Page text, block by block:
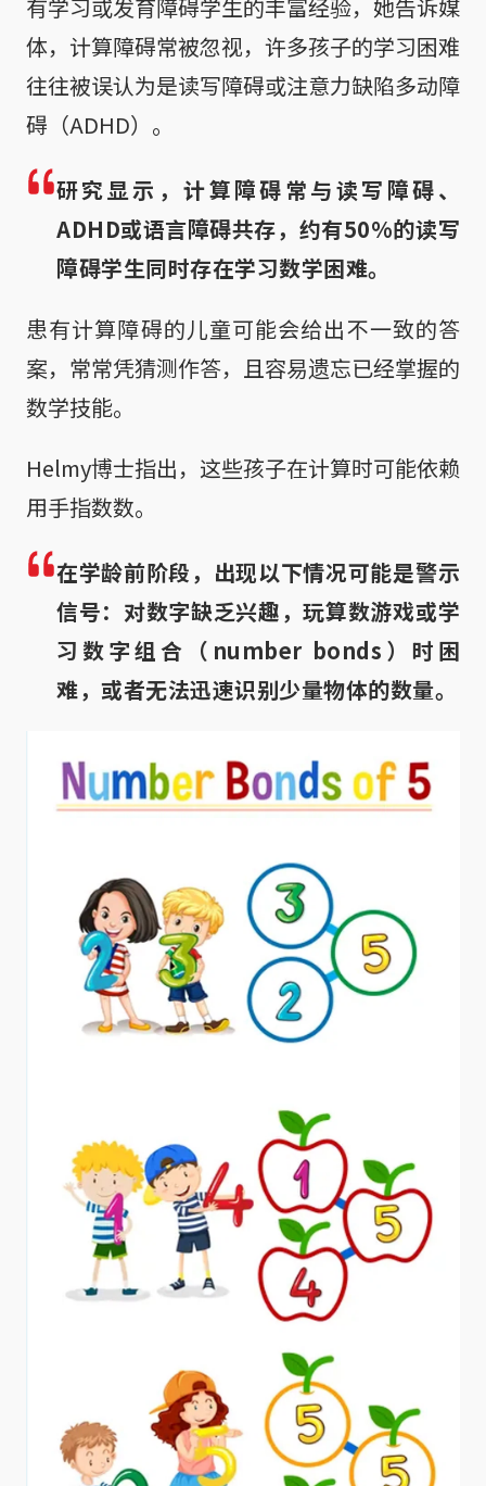
有学习或发育障碍学生的丰富经验，她告诉媒
体，计算障碍常被忽视，许多孩子的学习困难
往往被误认为是读写障碍或注意力缺陷多动障
碍（ADHD）。
研究显示，计算障碍常与读写障碍、
ADHD或语言障碍共存，约有50%的读写
障碍学生同时存在学习数学困难。
患有计算障碍的儿童可能会给出不一致的答
案，常常凭猜测作答，且容易遗忘已经掌握的
数学技能。
Helmy博士指出，这些孩子在计算时可能依赖
用手指数数。
在学龄前阶段，出现以下情况可能是警示
信号：对数字缺乏兴趣，玩算数游戏或学
习数字组合（number bonds）时困
难，或者无法迅速识别少量物体的数量。